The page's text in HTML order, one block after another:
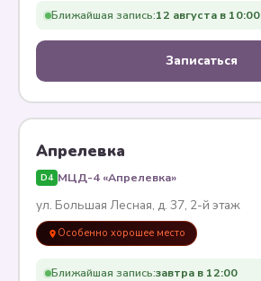
Ближайшая запись:12 августа в 10:00
Записаться
Апрелевка
D4 МЦД-4 «Апрелевка»
ул. Большая Лесная, д. 37, 2-й этаж
Особенно хорошее место
Ближайшая запись:завтра в 12:00